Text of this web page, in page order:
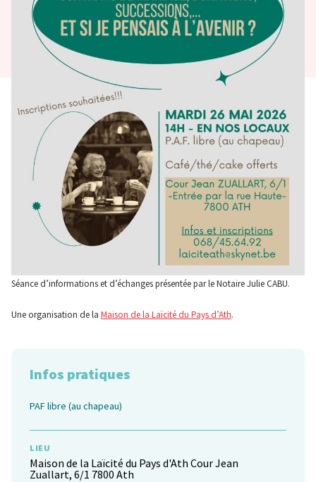
Séance d’informations et d’échanges présentée par le Notaire Julie CABU.
Une organisation de la Maison de la Laïcité du Pays d’Ath.
Infos pratiques
PAF libre (au chapeau)
LIEU
Maison de la Laïcité du Pays d'Ath Cour Jean
Zuallart, 6/1 7800 Ath